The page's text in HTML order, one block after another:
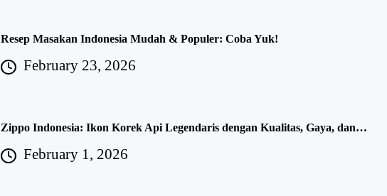
Resep Masakan Indonesia Mudah & Populer: Coba Yuk!
February 23, 2026
Zippo Indonesia: Ikon Korek Api Legendaris dengan Kualitas, Gaya, dan…
February 1, 2026